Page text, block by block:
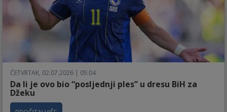
ČETVRTAK, 02.07.2026 | 05:04
Da li je ovo bio “posljednji ples” u dresu BiH za
Džeku